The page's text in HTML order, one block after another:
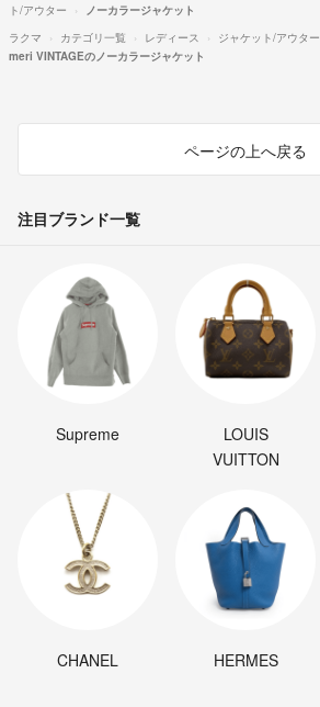
ト/アウター
ノーカラージャケット
ラクマ
カテゴリ一覧 レディース ジャケット/アウター
meri VINTAGEのノーカラージャケット
ページの上へ戻る
注目ブランド一覧
Supreme
LOUIS
VUITTON
CHANEL HERMES